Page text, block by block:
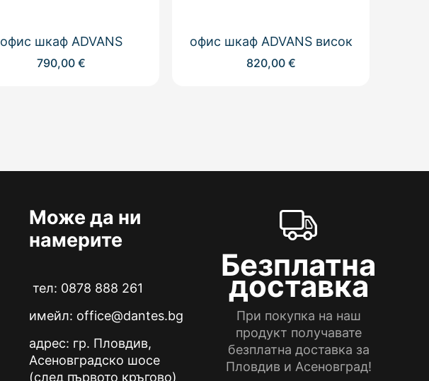
офис шкаф ADVANS
790,00 €
офис шкаф ADVANS висок
820,00 €
Може да ни
намерите
тел: 0878 888 261
имейл: office@dantes.bg
адрес: гр. Пловдив,
Асеновградско шосе
(след първото кръгово)
Безплатна
доставка
При покупка на наш
продукт получавате
безплатна доставка за
Пловдив и Асеновград!